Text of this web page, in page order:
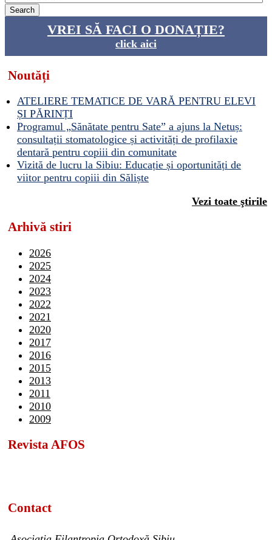
VREI SĂ FACI O DONAȚIE?
click aici
Noutăți
ATELIERE TEMATICE DE VARĂ PENTRU ELEVI
ȘI PĂRINȚI
Programul „Sănătate pentru Sate” a ajuns la Netuș:
consultații stomatologice și activități de profilaxie
dentară pentru copiii din comunitate
Vizită de lucru la Sibiu: Educație și oportunități de
viitor pentru copiii din Săliște
Vezi toate ştirile
Arhivă stiri
2026
2025
2024
2023
2022
2021
2020
2017
2016
2015
2013
2011
2010
2009
Revista AFOS
Contact